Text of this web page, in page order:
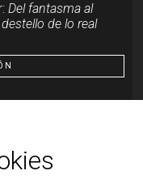
Del fantasma al
de lo real